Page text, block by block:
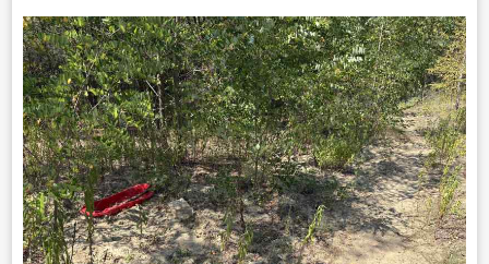
ÜGYINTÉZÉS
KÖZÖSSÉG
HÍREK
VÁLASZTÁSOK